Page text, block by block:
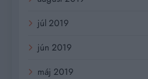
júl 2019
jún 2019
máj 2019